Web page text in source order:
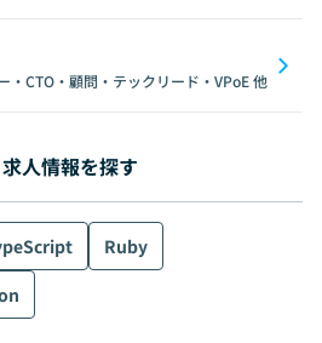
・CTO・顧問・テックリード・VPoE他
人情報を探す
Ruby